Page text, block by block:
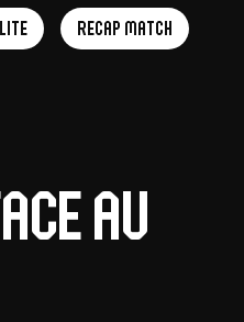
Recap Match
au